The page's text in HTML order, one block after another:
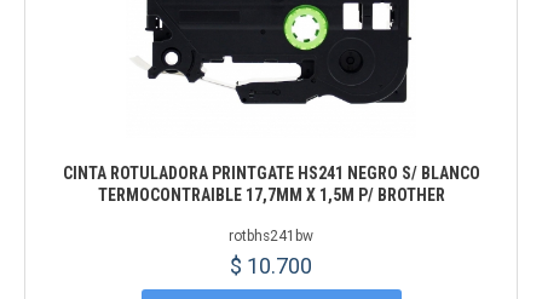
CINTA ROTULADORA PRINTGATE HS241 NEGRO S/ BLANCO
TERMOCONTRAIBLE 17,7MM X 1,5M P/ BROTHER
rotbhs241bw
$ 10.700